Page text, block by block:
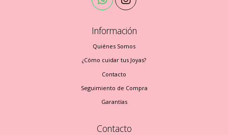
Información
Quiénes Somos
¿Cómo cuidar tus Joyas?
Contacto
Seguimiento de Compra
Garantías
Contacto